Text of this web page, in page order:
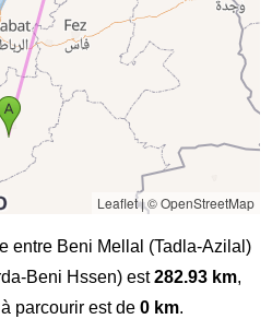
Leaflet|© OpenStreetMap
entre Beni Mellal (Tadla-Azilal)
Beni Hssen) est282.93 km,
parcourir est de 0 km.